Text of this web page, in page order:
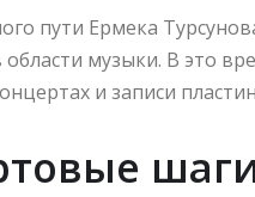
пути Ермека
музыки. В это
и записи